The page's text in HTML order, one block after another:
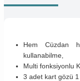
Hem Cüzdan
kullanabilme,
Multi fonksiyonlu
3 adet kart gözü